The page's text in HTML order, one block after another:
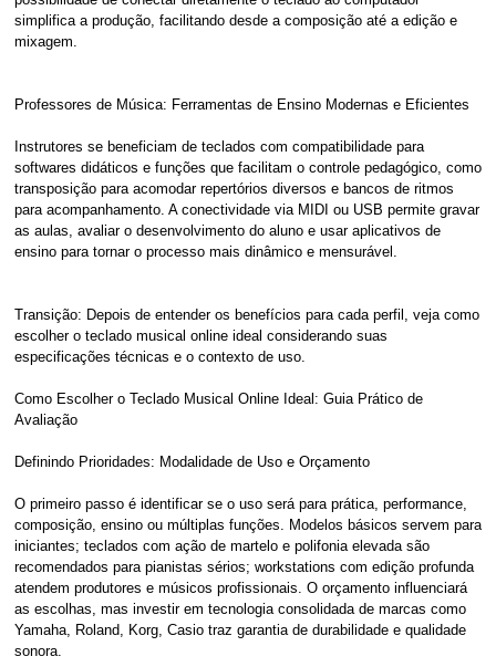
simplifica a produção, facilitando desde a composição até a edição e
mixagem.
Professores de Música: Ferramentas de Ensino Modernas e Eficientes
Instrutores se beneficiam de teclados com compatibilidade para
softwares didáticos e funções que facilitam o controle pedagógico, como
transposição para acomodar repertórios diversos e bancos de ritmos
para acompanhamento. A conectividade via MIDI ou USB permite gravar
as aulas, avaliar o desenvolvimento do aluno e usar aplicativos de
ensino para tornar o processo mais dinâmico e mensurável.
Transição: Depois de entender os benefícios para cada perfil, veja como
escolher o teclado musical online ideal considerando suas
especificações técnicas e o contexto de uso.
Como Escolher o Teclado Musical Online Ideal: Guia Prático de
Avaliação
Definindo Prioridades: Modalidade de Uso e Orçamento
O primeiro passo é identificar se o uso será para prática, performance,
composição, ensino ou múltiplas funções. Modelos básicos servem para
iniciantes; teclados com ação de martelo e polifonia elevada são
recomendados para pianistas sérios; workstations com edição profunda
atendem produtores e músicos profissionais. O orçamento influenciará
as escolhas, mas investir em tecnologia consolidada de marcas como
Yamaha, Roland, Korg, Casio traz garantia de durabilidade e qualidade
sonora.